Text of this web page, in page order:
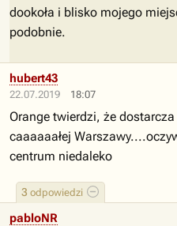
dookoła i blisko mojego
podobnie.
22.07.2019 18:07
3 odpowiedzi
hubert43
Orange twierdzi, że
caaaaaałej
centrum niedaleko
pabloNR